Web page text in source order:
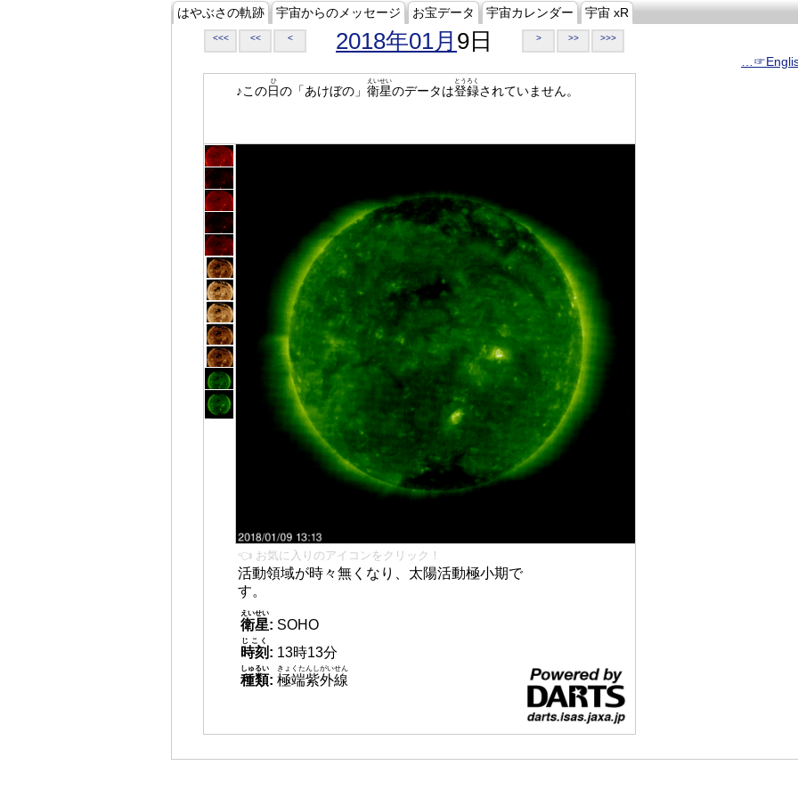
はやぶさの軌跡 宇宙からのメッセージ お宝データ 宇宙カレンダー 宇宙 xR
<<< << < 2018年01月 9日 > >> >>>
♪この日
ひ
の「あけぼの」 衛星
えいせい
のデータは登録
とうろく
されていません。
👈 お気に入りのアイコンをクリック！
活動領域が時々無くなり、太陽活動極小期で
す。
衛星
えいせい
: SOHO
時刻
じこく
: 13時13分
種類
しゅるい
: 極端紫外線
きょくたんしがいせん